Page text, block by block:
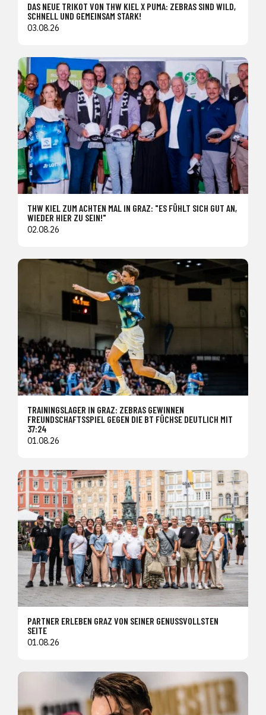
DAS NEUE TRIKOT VON THW KIEL X PUMA: ZEBRAS SIND WILD,
SCHNELL UND GEMEINSAM STARK!
03.08.26
THW KIEL ZUM ACHTEN MAL IN GRAZ: "ES FÜHLT SICH GUT AN,
WIEDER HIER ZU SEIN!"
02.08.26
TRAININGSLAGER IN GRAZ: ZEBRAS GEWINNEN
FREUNDSCHAFTSSPIEL GEGEN DIE BT FÜCHSE DEUTLICH MIT
37:24
01.08.26
PARTNER ERLEBEN GRAZ VON SEINER GENUSSVOLLSTEN
SEITE
01.08.26